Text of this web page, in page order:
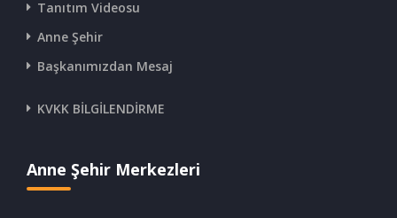
Tanıtım Videosu
Anne Şehir
Başkanımızdan Mesaj
KVKK BİLGİLENDİRME
Anne Şehir Merkezleri